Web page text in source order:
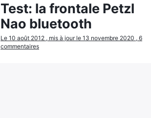
Test: la frontale Petzl
Nao bluetooth
Le 10 août 2012 , mis à jour le 13 novembre 2020 , 6
commentaires